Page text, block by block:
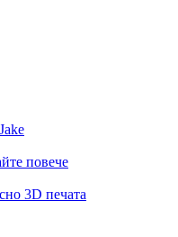
повече
3D печата